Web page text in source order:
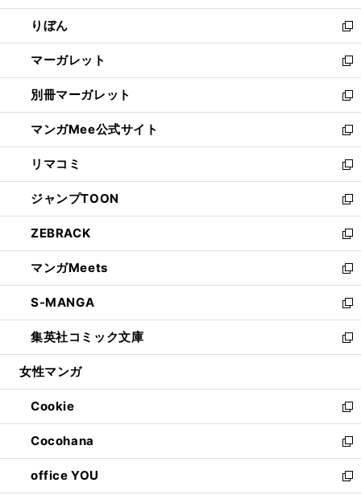
開
く
ウ
で
開
く
ン
ド
ウ
で
開
く
ウ
ィ
ン
ド
ウ
で
開
く
りぼん
新
し
い
ウ
ィ
ン
ド
ウ
で
開
く
マーガレット
新
し
い
ウ
ィ
ン
ド
ウ
で
開
く
別冊マーガレット
新
し
い
ウ
ィ
ン
ド
ウ
で
開
く
マンガMee公式サイト
新
し
い
ウ
ィ
ン
ド
ウ
で
開
く
リマコミ
新
し
い
ウ
ィ
ン
ド
ウ
で
開
く
ジャンプTOON
新
し
い
ウ
ィ
ン
ド
ウ
で
開
ZEBRACK
新
し
い
ウ
ィ
ン
ド
ウ
開
く
マンガMeets
新
し
い
ウ
ィ
ン
ウ
で
開
く
S-MANGA
新
し
い
ウ
ン
ド
ウ
で
開
く
集英社コミック文庫
新
し
ウ
ィ
ン
ド
ウ
で
女性マンガ
Cookie
新
し
い
ウ
ィ
Cocohana
新
し
い
office YOU
新